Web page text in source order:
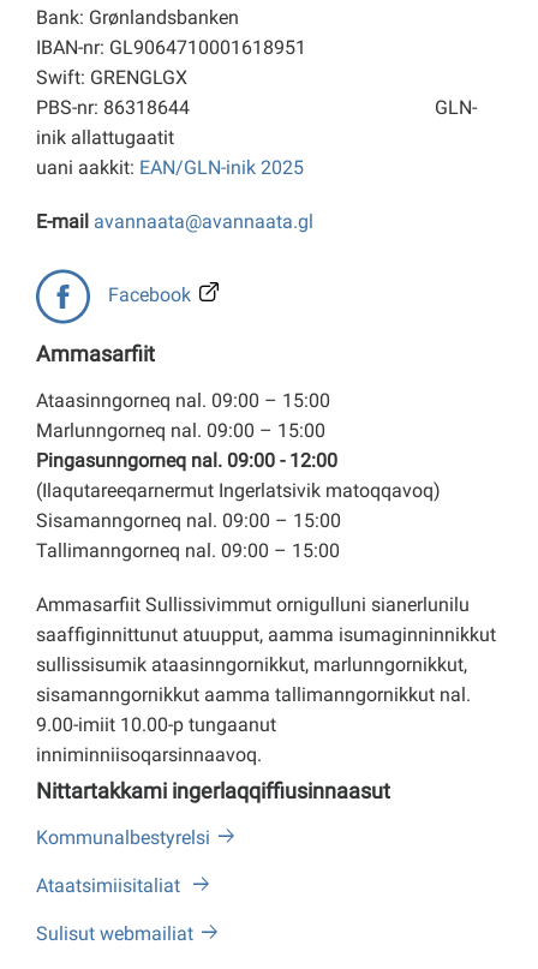
Bank: Grønlandsbanken
IBAN-nr: GL9064710001618951
Swift: GRENGLGX
PBS-nr: 86318644 GLN-
inik allattugaatit
uani aakkit: EAN/GLN-inik 2025
E-mail avannaata@avannaata.gl
Facebook
Ammasarfiit
Ataasinngorneq nal. 09:00 – 15:00
Marlunngorneq nal. 09:00 – 15:00
Pingasunngorneq nal. 09:00 - 12:00
(Ilaqutareeqarnermut Ingerlatsivik matoqqavoq)
Sisamanngorneq nal. 09:00 – 15:00
Tallimanngorneq nal. 09:00 – 15:00
Ammasarfiit Sullissivimmut ornigulluni sianerlunilu
saaffiginnittunut atuupput, aamma isumaginninnikkut
sullissisumik ataasinngornikkut, marlunngornikkut,
sisamanngornikkut aamma tallimanngornikkut nal.
9.00-imiit 10.00-p tungaanut
inniminniisoqarsinnaavoq.
Nittartakkami ingerlaqqiffiusinnaasut
Kommunalbestyrelsi
Ataatsimiisitaliat
Sulisut webmailiat